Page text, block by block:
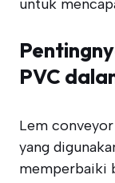
untuk
PVC
Lem
yang
memperbaiki